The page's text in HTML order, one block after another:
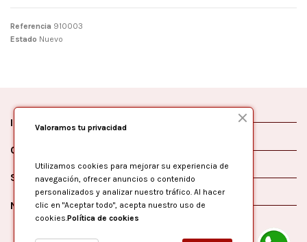
Referencia 910003
Estado Nuevo
Información
Contáctanos
Síguenos
Newsletter
Valoramos tu privacidad
Utilizamos cookies para mejorar su experiencia de
navegación, ofrecer anuncios o contenido
personalizados y analizar nuestro tráfico. Al hacer
clic en "Aceptar todo", acepta nuestro uso de
cookies.Política de cookies